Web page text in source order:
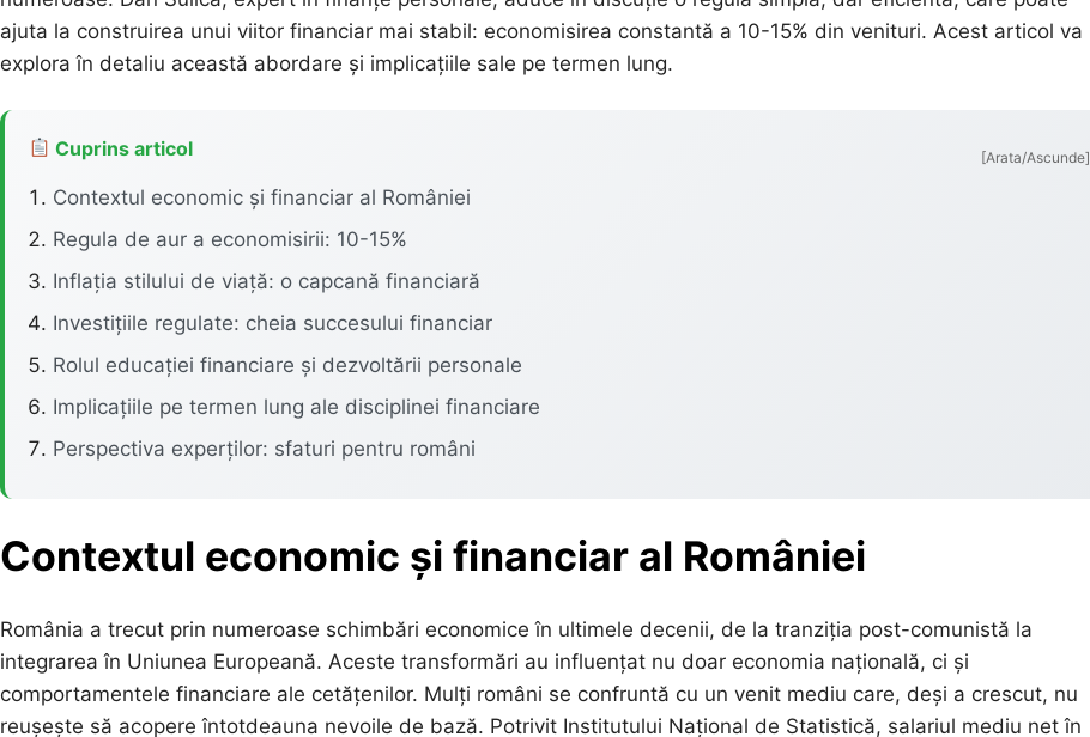
ajuta la construirea unui viitor financiar mai stabil: economisirea constantă a 10-15% din venituri. Acest articol va
explora în detaliu această abordare și implicațiile sale pe termen lung.
Cuprins articol [Arata/Ascunde]
Contextul economic și financiar al României
Regula de aur a economisirii: 10-15%
Inflația stilului de viață: o capcană financiară
Investițiile regulate: cheia succesului financiar
Rolul educației financiare și dezvoltării personale
Implicațiile pe termen lung ale disciplinei financiare
Perspectiva experților: sfaturi pentru români
Contextul economic și financiar al României
România a trecut prin numeroase schimbări economice în ultimele decenii, de la tranziția post-comunistă la
integrarea în Uniunea Europeană. Aceste transformări au influențat nu doar economia națională, ci și
comportamentele financiare ale cetățenilor. Mulți români se confruntă cu un venit mediu care, deși a crescut, nu
reușește să acopere întotdeauna nevoile de bază. Potrivit Institutului Național de Statistică, salariul mediu net în